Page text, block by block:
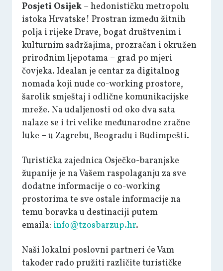
Posjeti Osijek – hedonističku metropolu
istoka Hrvatske! Prostran između žitnih
polja i rijeke Drave, bogat društvenim i
kulturnim sadržajima, prozračan i okružen
prirodnim ljepotama – grad po mjeri
čovjeka. Idealan je centar za digitalnog
nomada koji nude co-working prostore,
šarolik smještaj i odlične komunikacijske
mreže. Na udaljenosti od oko dva sata
nalaze se i tri velike međunarodne zračne
luke – u Zagrebu, Beogradu i Budimpešti.
Turistička zajednica Osječko-baranjske
županije je na Vašem raspolaganju za sve
dodatne informacije o co-working
prostorima te sve ostale informacije na
temu boravka u destinaciji putem
emaila: info@tzosbarzup.hr.
Naši lokalni poslovni partneri će Vam
također rado pružiti različite turističke